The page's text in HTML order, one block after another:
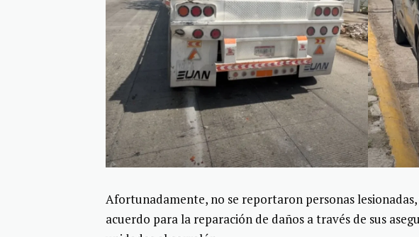
Afortunadamente, no se reportaron personas
acuerdo para la reparación de daños a través de sus